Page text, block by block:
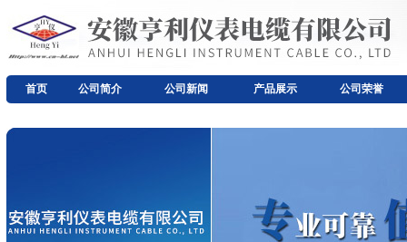
首页 公司简介 公司新闻 产品展示 公司荣誉